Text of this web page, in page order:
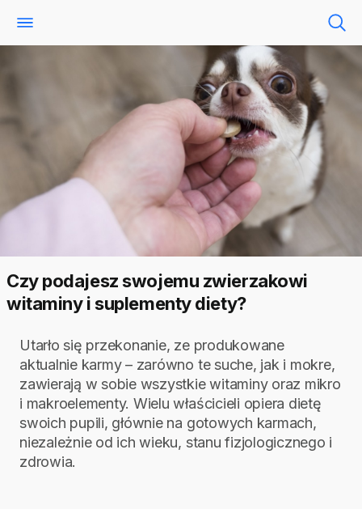
Czy podajesz swojemu zwierzakowi
witaminy i suplementy diety?
Utarło się przekonanie, ze produkowane
aktualnie karmy – zarówno te suche, jak i mokre,
zawierają w sobie wszystkie witaminy oraz mikro
i makroelementy. Wielu właścicieli opiera dietę
swoich pupili, głównie na gotowych karmach,
niezależnie od ich wieku, stanu fizjologicznego i
zdrowia.